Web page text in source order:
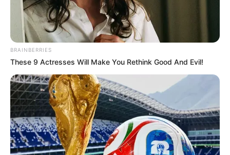
BRAINBERRIES
These 9 Actresses Will Make You Rethink Good And Evil!